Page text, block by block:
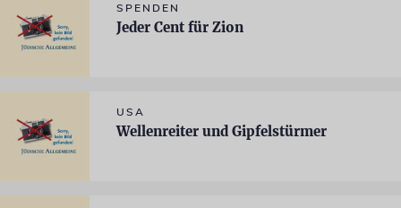
SPENDEN
Jeder Cent für Zion
USA
Wellenreiter und Gipfelstürmer